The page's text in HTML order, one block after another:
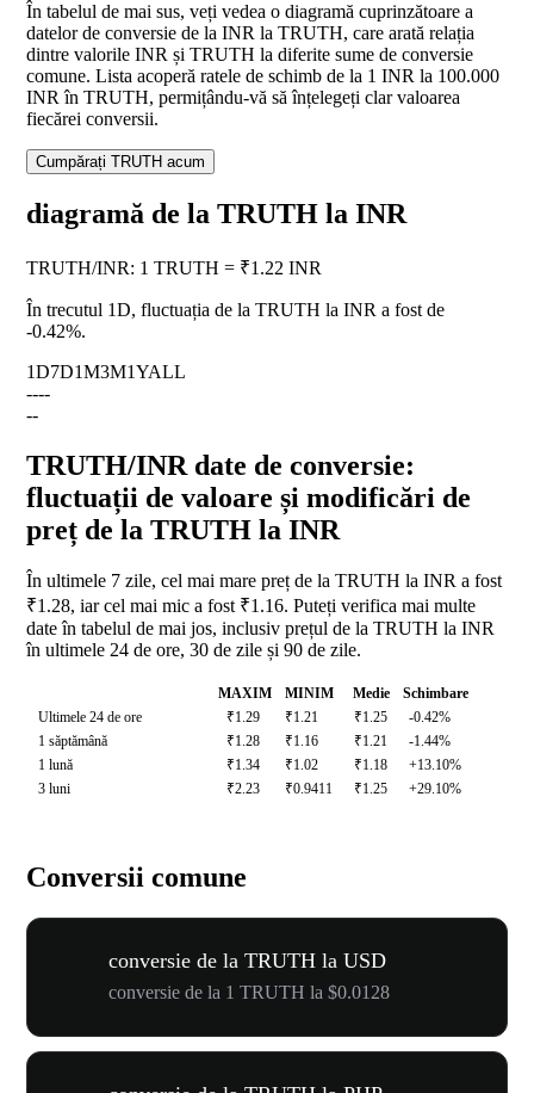
În tabelul de mai sus, veți vedea o diagramă cuprinzătoare a
datelor de conversie de la INR la TRUTH, care arată relația
dintre valorile INR și TRUTH la diferite sume de conversie
comune. Lista acoperă ratele de schimb de la 1 INR la 100.000
INR în TRUTH, permițându-vă să înțelegeți clar valoarea
fiecărei conversii.
Cumpărați TRUTH acum
diagramă de la TRUTH la INR
TRUTH/INR: 1 TRUTH = ₹1.22 INR
În trecutul 1D, fluctuația de la TRUTH la INR a fost de
-0.42%.
1D7D1M3M1YALL
----
--
TRUTH/INR date de conversie:
fluctuații de valoare și modificări de
preț de la TRUTH la INR
În ultimele 7 zile, cel mai mare preț de la TRUTH la INR a fost
₹1.28, iar cel mai mic a fost ₹1.16. Puteți verifica mai multe
date în tabelul de mai jos, inclusiv prețul de la TRUTH la INR
în ultimele 24 de ore, 30 de zile și 90 de zile.
MAXIM MINIM Medie
Schimbare
Ultimele 24 de ore
₹1.29 ₹1.21 ₹1.25
-0.42%
1 săptămână
₹1.28 ₹1.16 ₹1.21
-1.44%
1 lună
₹1.34 ₹1.02 ₹1.18
+13.10%
3 luni
₹2.23 ₹0.9411 ₹1.25 +29.10%
Conversii comune
conversie de la TRUTH la USD
conversie de la 1 TRUTH la $0.0128